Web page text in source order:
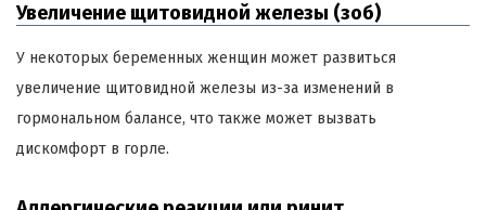
Увеличение щитовидной железы (зоб)
У некоторых беременных женщин может развиться
увеличение щитовидной железы из-за изменений в
гормональном балансе, что также может вызвать
дискомфорт в горле.